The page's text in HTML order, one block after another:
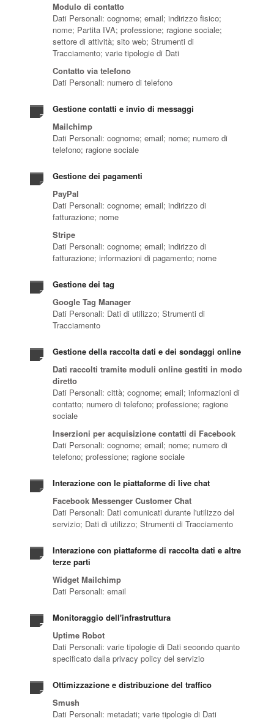
Modulo di contatto
Dati Personali: cognome; email; indirizzo fisico;
nome; Partita IVA; professione; ragione sociale;
settore di attività; sito web; Strumenti di
Tracciamento; varie tipologie di Dati
Contatto via telefono
Dati Personali: numero di telefono
Gestione contatti e invio di messaggi
Mailchimp
Dati Personali: cognome; email; nome; numero di
telefono; ragione sociale
Gestione dei pagamenti
PayPal
Dati Personali: cognome; email; indirizzo di
fatturazione; nome
Stripe
Dati Personali: cognome; email; indirizzo di
fatturazione; informazioni di pagamento; nome
Gestione dei tag
Google Tag Manager
Dati Personali: Dati di utilizzo; Strumenti di
Tracciamento
Gestione della raccolta dati e dei sondaggi online
Dati raccolti tramite moduli online gestiti in modo
diretto
Dati Personali: città; cognome; email; informazioni di
contatto; numero di telefono; professione; ragione
sociale
Inserzioni per acquisizione contatti di Facebook
Dati Personali: cognome; email; nome; numero di
telefono; professione; ragione sociale
Interazione con le piattaforme di live chat
Facebook Messenger Customer Chat
Dati Personali: Dati comunicati durante l'utilizzo del
servizio; Dati di utilizzo; Strumenti di Tracciamento
Interazione con piattaforme di raccolta dati e altre
terze parti
Widget Mailchimp
Dati Personali: email
Monitoraggio dell'infrastruttura
Uptime Robot
Dati Personali: varie tipologie di Dati secondo quanto
specificato dalla privacy policy del servizio
Ottimizzazione e distribuzione del traffico
Smush
Dati Personali: metadati; varie tipologie di Dati